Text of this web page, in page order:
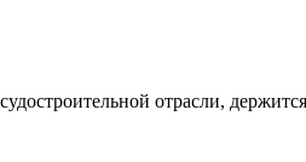
отрасли,